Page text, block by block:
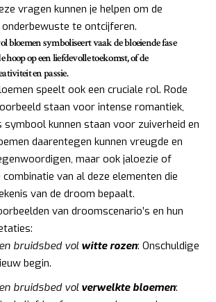
vragen kunnen je helpen om de
te ontcijferen.
bloemen symboliseert vaak debloeiende fase
hoop op een liefdevolle toekomst, of de
en passie.
speelt ook een cruciale rol. Rode
staan voor intense romantiek,
kunnen staan voor zuiverheid en
daarentegen kunnen vreugde en
maar ook jaloezie of
van al deze elementen die
van de droom bepaalt.
van droomscenario’s en hun
bruidsbed vol witte rozen: Onschuldige
begin.
bruidsbed vol verwelkte bloemen: